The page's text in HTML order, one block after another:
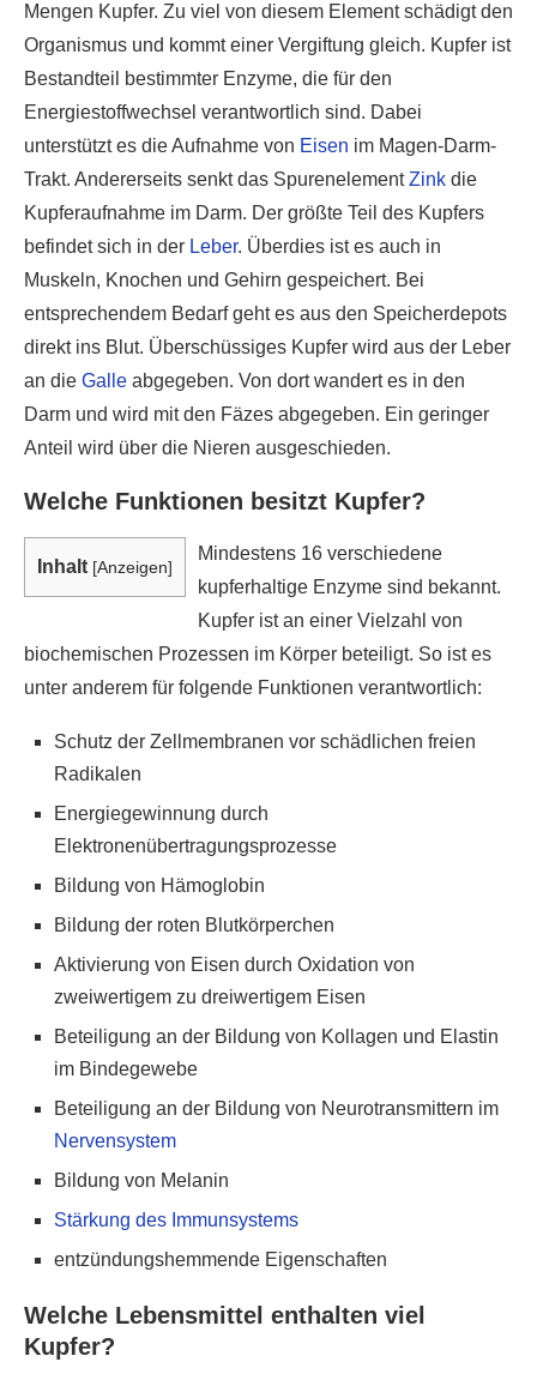
Mengen Kupfer. Zu viel von diesem Element schädigt den
Organismus und kommt einer Vergiftung gleich. Kupfer ist
Bestandteil bestimmter Enzyme, die für den
Energiestoffwechsel verantwortlich sind. Dabei
unterstützt es die Aufnahme von Eisen im Magen-Darm-
Trakt. Andererseits senkt das SpurenelementZink die
Kupferaufnahme im Darm. Der größte Teil des Kupfers
befindet sich in der Leber. Überdies ist es auch in
Muskeln, Knochen und Gehirn gespeichert. Bei
entsprechendem Bedarf geht es aus den Speicherdepots
direkt ins Blut. Überschüssiges Kupfer wird aus der Leber
an die Galle abgegeben. Von dort wandert es in den
Darm und wird mit den Fäzes abgegeben. Ein geringer
Anteil wird über die Nieren ausgeschieden.
Welche Funktionen besitzt Kupfer?
Inhalt [Anzeigen]
Mindestens 16 verschiedene
kupferhaltige Enzyme sind bekannt.
Kupfer ist an einer Vielzahl von
biochemischen Prozessen im Körper beteiligt. So ist es
unter anderem für folgende Funktionen verantwortlich:
Schutz der Zellmembranen vor schädlichen freien
Radikalen
Energiegewinnung durch
Elektronenübertragungsprozesse
Bildung von Hämoglobin
Bildung der roten Blutkörperchen
Aktivierung von Eisen durch Oxidation von
zweiwertigem zu dreiwertigem Eisen
Beteiligung an der Bildung von Kollagen und Elastin
im Bindegewebe
Beteiligung an der Bildung von Neurotransmittern im
Nervensystem
Bildung von Melanin
Stärkung des Immunsystems
entzündungshemmende Eigenschaften
Welche Lebensmittel enthalten viel
Kupfer?